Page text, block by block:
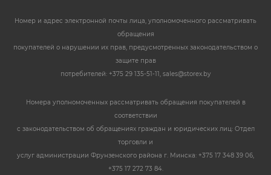
Номер и адрес электронной почты лица, уполномоченного рассматривать
обращения
покупателей о нарушении их прав, предусмотренных законодательством о
защите прав
потребителей: +375 29 135-51-11, sales@storex.by
Номера уполномоченных рассматривать обращения покупателей в
соответствии
с законодательством об обращениях граждан и юридических лиц: Отдел
торговли и
услуг администрации Фрунзенского района г. Минска: +375 17 348 39 06,
+375 17 272 73 84.